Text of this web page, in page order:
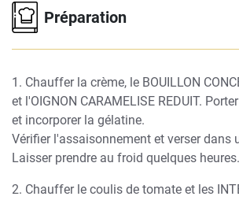
Préparation
1. Chauffer la crème, le BOUILLON
et l'OIGNON CARAMELISE REDUIT.
et incorporer la gélatine.
Vérifier l'assaisonnement et verser dans
Laisser prendre au froid quelques heures.
2. Chauffer le coulis de tomate et les